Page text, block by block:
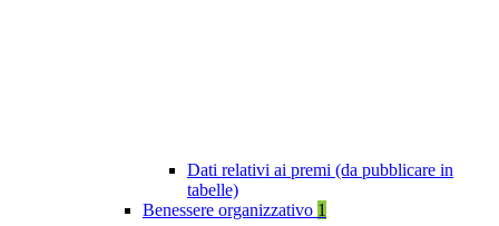
Dati relativi ai premi (da pubblicare in
tabelle)
Benessere organizzativo 1